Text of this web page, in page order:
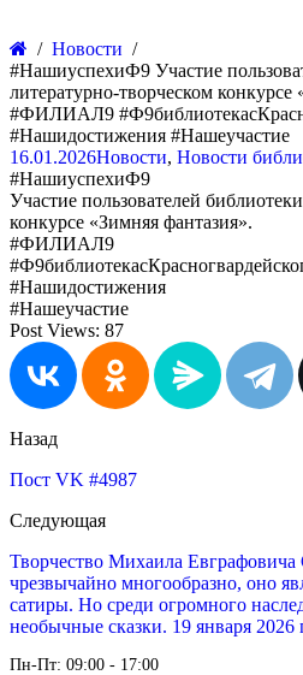
Новости
#НашиуспехиФ9 Участие
литературно-творческом конкурсе
#ФИЛИАЛ9
#Нашидостижения #Нашеучастие
16.01.2026Новости, Новости
#НашиуспехиФ9
Участие пользователей
конкурсе «Зимняя фантазия».
#ФИЛИАЛ9
#Нашидостижения
#Нашеучастие
Post Views: 87
Назад
Пост VK #4987
Следующая
Творчество Михаила
чрезвычайно многообразно, оно
сатиры. Но среди огромного
необычные сказки. 19 января 2026
Пн-Пт: 09:00 - 17:00